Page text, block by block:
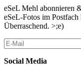
eSeL Mehl abonnieren
eSeL-Fotos im
Überraschend. >;e)
Social Media